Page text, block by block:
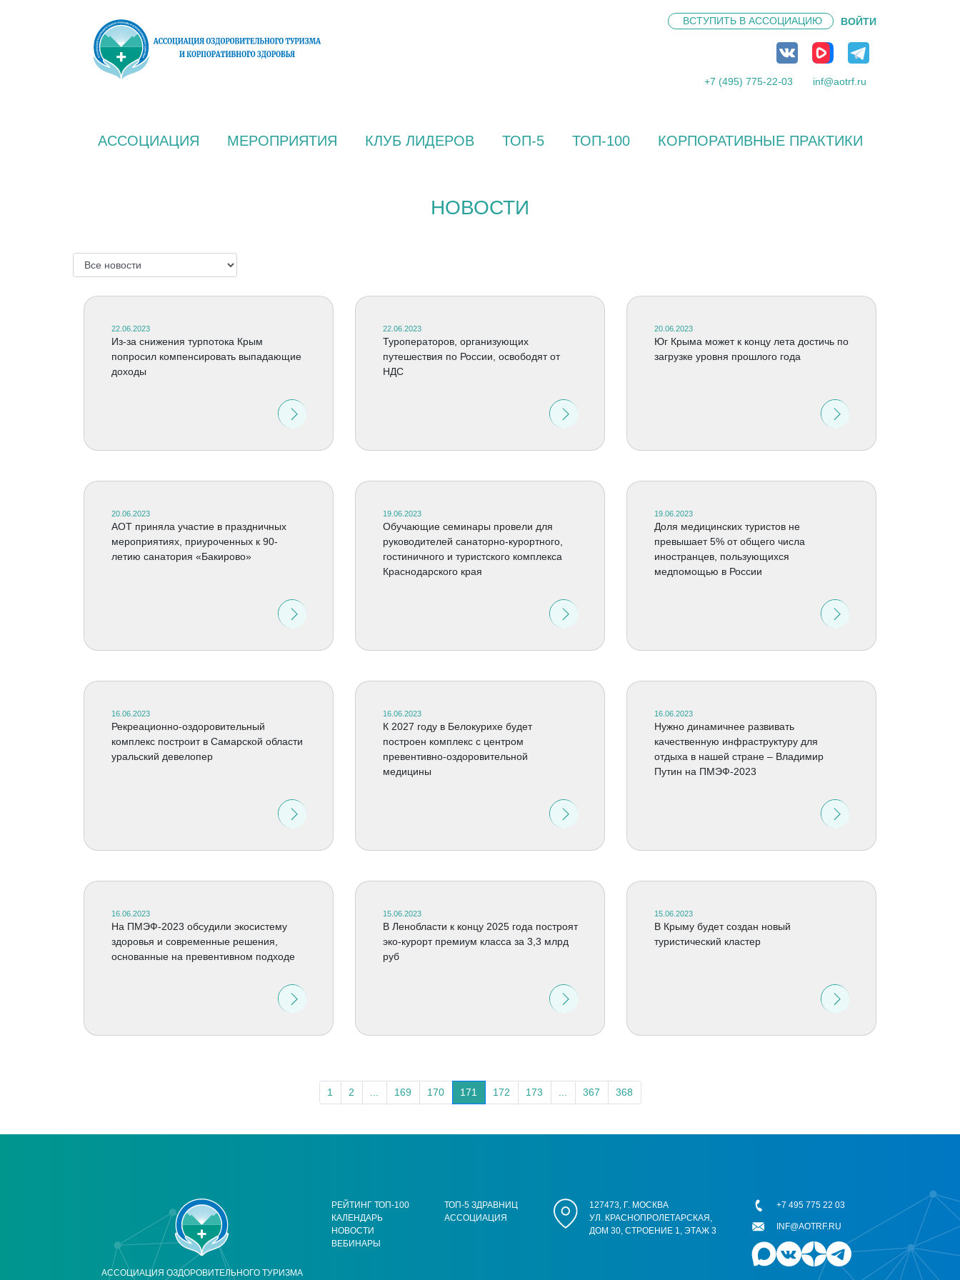
ВСТУПИТЬ В АССОЦИАЦИЮ ВОЙТИ
+7 (495) 775-22-03 inf@aotrf.ru
АССОЦИАЦИЯ МЕРОПРИЯТИЯ КЛУБ ЛИДЕРОВ ТОП-5 ТОП-100 КОРПОРАТИВНЫЕ ПРАКТИКИ
НОВОСТИ
22.06.2023
Из-за снижения турпотока Крым
попросил компенсировать выпадающие
доходы
22.06.2023
Туроператоров, организующих
путешествия по России, освободят от
НДС
20.06.2023
Юг Крыма может к концу лета достичь по
загрузке уровня прошлого года
20.06.2023
АОТ приняла участие в праздничных
мероприятиях, приуроченных к 90-
летию санатория «Бакирово»
19.06.2023
Обучающие семинары провели для
руководителей санаторно-курортного,
гостиничного и туристского комплекса
Краснодарского края
19.06.2023
Доля медицинских туристов не
превышает 5% от общего числа
иностранцев, пользующихся
медпомощью в России
16.06.2023
Рекреационно-оздоровительный
комплекс построит в Самарской области
уральский девелопер
16.06.2023
К 2027 году в Белокурихе будет
построен комплекс с центром
превентивно-оздоровительной
медицины
16.06.2023
Нужно динамичнее развивать
качественную инфраструктуру для
отдыха в нашей стране – Владимир
Путин на ПМЭФ-2023
16.06.2023
На ПМЭФ-2023 обсудили экосистему
здоровья и современные решения,
основанные на превентивном подходе
15.06.2023
В Ленобласти к концу 2025 года построят
эко-курорт премиум класса за 3,3 млрд
руб
15.06.2023
В Крыму будет создан новый
туристический кластер
1 2 169 170 171 172 173 367 368
АССОЦИАЦИЯ ОЗДОРОВИТЕЛЬНОГО ТУРИЗМА
РЕЙТИНГ ТОП-100
КАЛЕНДАРЬ
НОВОСТИ
ВЕБИНАРЫ
ТОП-5 ЗДРАВНИЦ
АССОЦИАЦИЯ
127473, Г. МОСКВА
УЛ. КРАСНОПРОЛЕТАРСКАЯ,
ДОМ 30, СТРОЕНИЕ 1, ЭТАЖ 3
+7 495 775 22 03
INF@AOTRF.RU